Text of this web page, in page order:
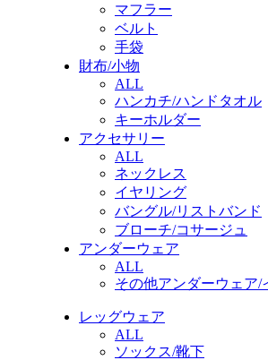
マフラー
ベルト
手袋
財布/小物
ALL
ハンカチ/ハンドタオル
キーホルダー
アクセサリー
ALL
ネックレス
イヤリング
バングル/リストバンド
ブローチ/コサージュ
アンダーウェア
ALL
その他アンダーウェア/
レッグウェア
ALL
ソックス/靴下